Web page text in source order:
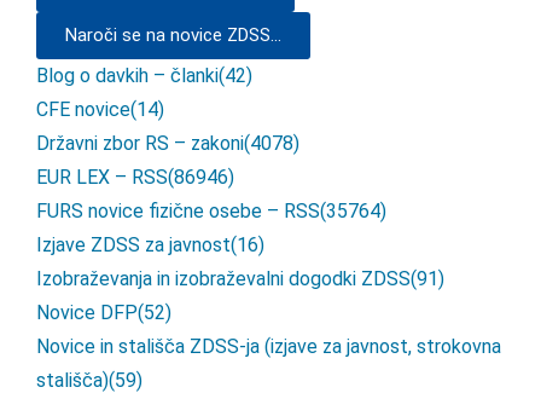
Naroči se na novice ZDSS...
Blog o davkih – članki(42)
CFE novice(14)
Državni zbor RS – zakoni(4078)
EUR LEX – RSS(86946)
FURS novice fizične osebe – RSS(35764)
Izjave ZDSS za javnost(16)
Izobraževanja in izobraževalni dogodki ZDSS(91)
Novice DFP(52)
Novice in stališča ZDSS-ja (izjave za javnost, strokovna
stališča)(59)